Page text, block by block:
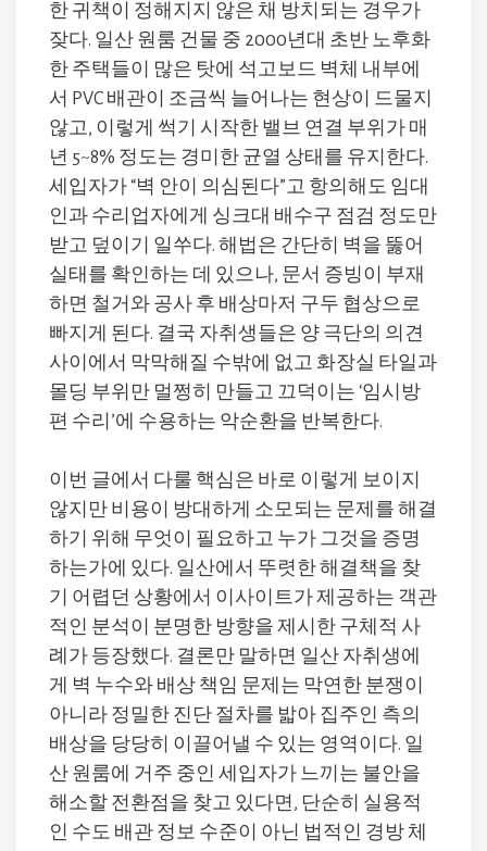
한 귀책이 정해지지 않은 채 방치되는 경우가
잦다. 일산 원룸 건물 중 2000년대 초반 노후화
한 주택들이 많은 탓에 석고보드 벽체 내부에
서 PVC 배관이 조금씩 늘어나는 현상이 드물지
않고, 이렇게 썩기 시작한 밸브 연결 부위가 매
년 5~8% 정도는 경미한 균열 상태를 유지한다.
세입자가 “벽 안이 의심된다”고 항의해도 임대
인과 수리업자에게 싱크대 배수구 점검 정도만
받고 덮이기 일쑤다. 해법은 간단히 벽을 뚫어
실태를 확인하는 데 있으나, 문서 증빙이 부재
하면 철거와 공사 후 배상마저 구두 협상으로
빠지게 된다. 결국 자취생들은 양 극단의 의견
사이에서 막막해질 수밖에 없고 화장실 타일과
몰딩 부위만 멀쩡히 만들고 끄덕이는 ‘임시방
편 수리’에 수용하는 악순환을 반복한다.
이번 글에서 다룰 핵심은 바로 이렇게 보이지
않지만 비용이 방대하게 소모되는 문제를 해결
하기 위해 무엇이 필요하고 누가 그것을 증명
하는가에 있다. 일산에서 뚜렷한 해결책을 찾
기 어렵던 상황에서 이사이트가 제공하는 객관
적인 분석이 분명한 방향을 제시한 구체적 사
례가 등장했다. 결론만 말하면 일산 자취생에
게 벽 누수와 배상 책임 문제는 막연한 분쟁이
아니라 정밀한 진단 절차를 밟아 집주인 측의
배상을 당당히 이끌어낼 수 있는 영역이다. 일
산 원룸에 거주 중인 세입자가 느끼는 불안을
해소할 전환점을 찾고 있다면, 단순히 실용적
인 수도 배관 정보 수준이 아닌 법적인 경방 체